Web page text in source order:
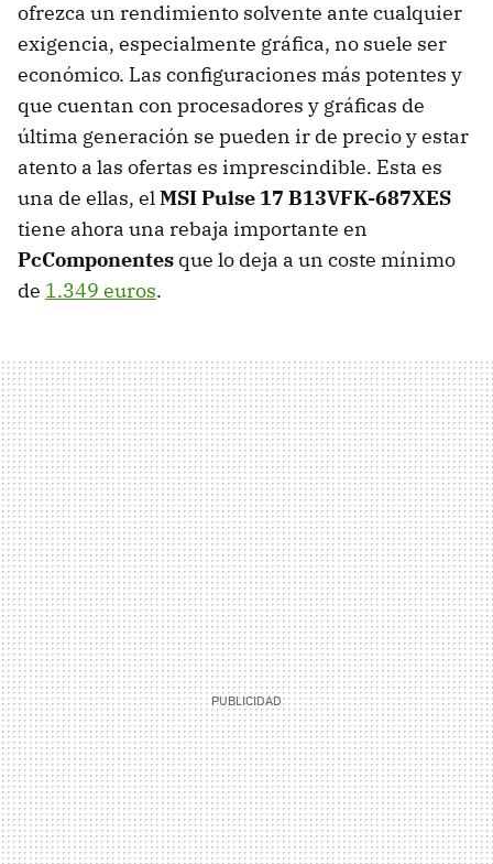
ofrezca un rendimiento solvente ante cualquier
exigencia, especialmente gráfica, no suele ser
económico. Las configuraciones más potentes y
que cuentan con procesadores y gráficas de
última generación se pueden ir de precio y estar
atento a las ofertas es imprescindible. Esta es
una de ellas, elMSI Pulse 17 B13VFK-687XES
tiene ahora una rebaja importante en
PcComponentes que lo deja a un coste mínimo
de 1.349 euros.